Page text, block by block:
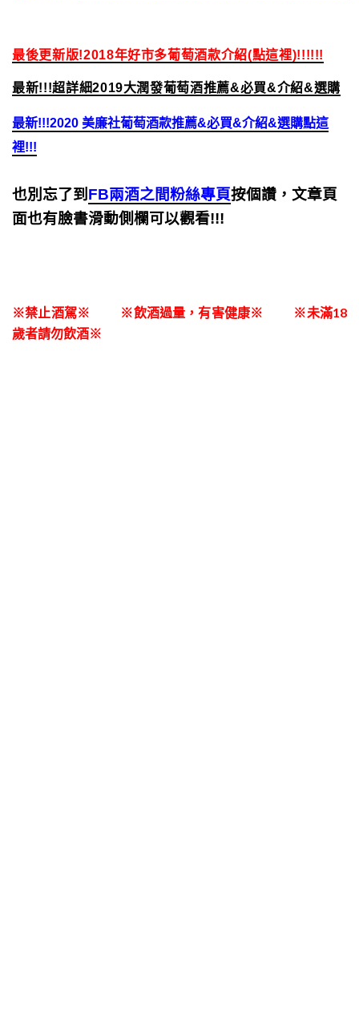
最後更新版!2018年好市多葡萄酒款介紹(點這裡)!!!!!!
最新!!!超詳細2019大潤發葡萄酒推薦&必買&介紹&選購
最新!!!2020 美廉社葡萄酒款推薦&必買&介紹&選購點這
裡!!!
也別忘了到 FB兩酒之間粉絲專頁按個讚，文章頁
面也有臉書滑動側欄可以觀看!!!
※禁止酒駕※ ※飲酒過量，有害健康※ ※未滿18
歲者請勿飲酒※